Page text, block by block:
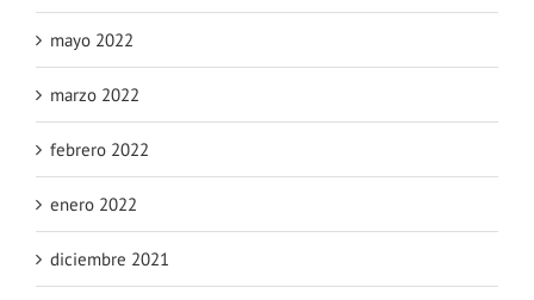
mayo 2022
marzo 2022
febrero 2022
enero 2022
diciembre 2021